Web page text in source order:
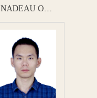
NADEAU O…